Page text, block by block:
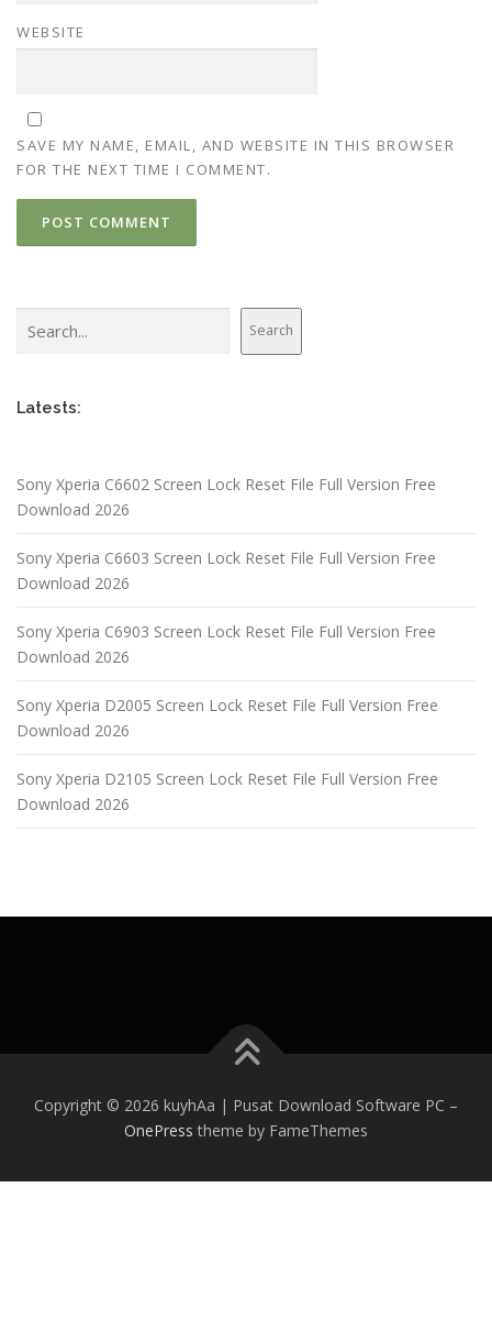
WEBSITE
SAVE MY NAME, EMAIL, AND WEBSITE IN THIS BROWSER
FOR THE NEXT TIME I COMMENT.
Search
Latests:
Sony Xperia C6602 Screen Lock Reset File Full Version Free
Download 2026
Sony Xperia C6603 Screen Lock Reset File Full Version Free
Download 2026
Sony Xperia C6903 Screen Lock Reset File Full Version Free
Download 2026
Sony Xperia D2005 Screen Lock Reset File Full Version Free
Download 2026
Sony Xperia D2105 Screen Lock Reset File Full Version Free
Download 2026
Copyright © 2026 kuyhAa | Pusat Download Software PC –
OnePress theme by FameThemes